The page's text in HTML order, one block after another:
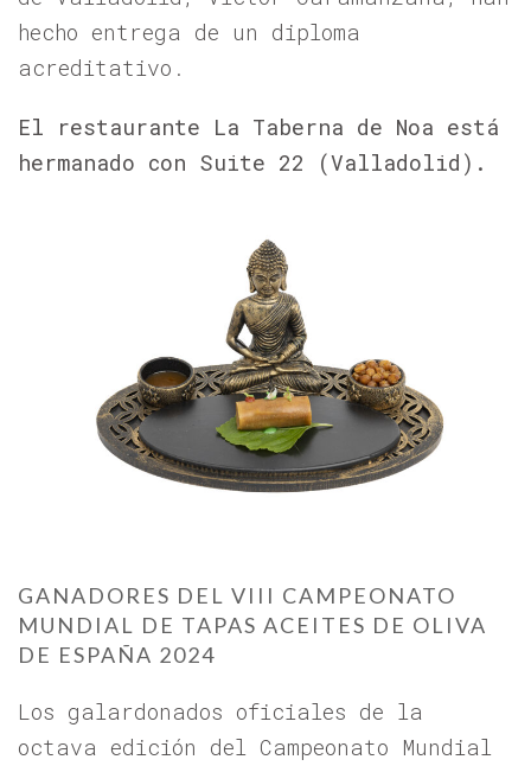
hecho entrega de un diploma
acreditativo.
El restaurante La Taberna de Noa está
hermanado con Suite 22 (Valladolid).
GANADORES DEL VIII CAMPEONATO
MUNDIAL DE TAPAS ACEITES DE OLIVA
DE ESPAÑA 2024
Los galardonados oficiales de la
octava edición del Campeonato Mundial